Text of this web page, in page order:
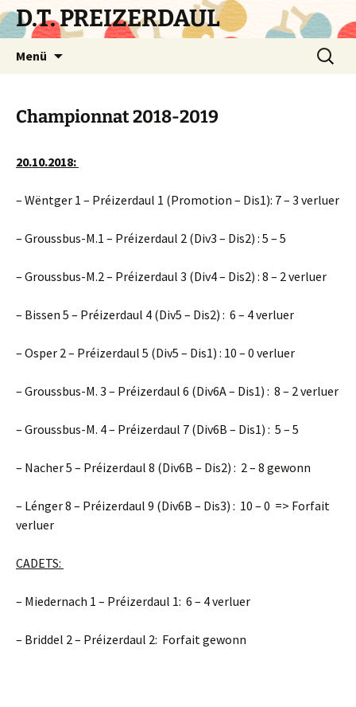
Zum
InhaltD.T. PREIZERDAUL
Menü
Suchen
nach:
Championnat 2018-2019
20.10.2018:
– Wëntger 1 – Préizerdaul 1 (Promotion – Dis1): 7 – 3 verluer
– Groussbus-M.1 – Préizerdaul 2 (Div3 – Dis2) : 5 – 5
– Groussbus-M.2 – Préizerdaul 3 (Div4 – Dis2) : 8 – 2 verluer
– Bissen 5 – Préizerdaul 4 (Div5 – Dis2) : 6 – 4 verluer
– Osper 2 – Préizerdaul 5 (Div5 – Dis1) : 10 – 0 verluer
– Groussbus-M. 3 – Préizerdaul 6 (Div6A – Dis1) : 8 – 2 verluer
– Groussbus-M. 4 – Préizerdaul 7 (Div6B – Dis1) : 5 – 5
– Nacher 5 – Préizerdaul 8 (Div6B – Dis2) : 2 – 8 gewonn
– Lénger 8 – Préizerdaul 9 (Div6B – Dis3) : 10 – 0 => Forfait
verluer
CADETS:
– Miedernach 1 – Préizerdaul 1: 6 – 4 verluer
– Briddel 2 – Préizerdaul 2: Forfait gewonn